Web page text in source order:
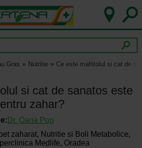
Gras Nutritie Ce este maltitolul si cat de
si cat de sanatos este
zahar?
Dr. Oana Pop
zaharat, Nutritie si Boli Metabolice,
Medlife, Oradea